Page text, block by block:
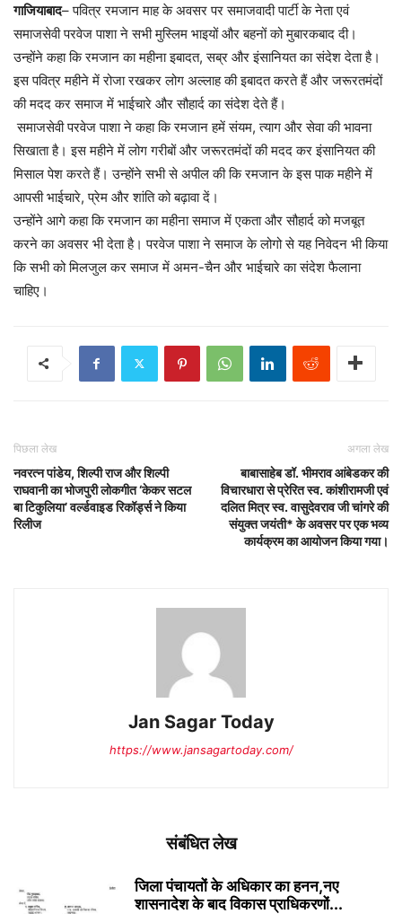
गाजियाबाद– पवित्र रमजान माह के अवसर पर समाजवादी पार्टी के नेता एवं
समाजसेवी परवेज पाशा ने सभी मुस्लिम भाइयों और बहनों को मुबारकबाद दी।
उन्होंने कहा कि रमजान का महीना इबादत, सब्र और इंसानियत का संदेश देता है।
इस पवित्र महीने में रोजा रखकर लोग अल्लाह की इबादत करते हैं और जरूरतमंदों
की मदद कर समाज में भाईचारे और सौहार्द का संदेश देते हैं।
समाजसेवी परवेज पाशा ने कहा कि रमजान हमें संयम, त्याग और सेवा की भावना
सिखाता है। इस महीने में लोग गरीबों और जरूरतमंदों की मदद कर इंसानियत की
मिसाल पेश करते हैं। उन्होंने सभी से अपील की कि रमजान के इस पाक महीने में
आपसी भाईचारे, प्रेम और शांति को बढ़ावा दें।
उन्होंने आगे कहा कि रमजान का महीना समाज में एकता और सौहार्द को मजबूत
करने का अवसर भी देता है। परवेज पाशा ने समाज के लोगो से यह निवेदन भी किया
कि सभी को मिलजुल कर समाज में अमन-चैन और भाईचारे का संदेश फैलाना
चाहिए।
पिछला लेख
नवरत्न पांडेय, शिल्पी राज और शिल्पी
राघवानी का भोजपुरी लोकगीत ‘केकर सटल
बा टिकुलिया’ वर्ल्डवाइड रिकॉर्ड्स ने किया
रिलीज
अगला लेख
बाबासाहेब डॉ. भीमराव आंबेडकर की
विचारधारा से प्रेरित स्व. कांशीरामजी एवं
दलित मित्र स्व. वासुदेवराव जी चांगरे की
संयुक्त जयंती* के अवसर पर एक भव्य
कार्यक्रम का आयोजन किया गया।
Jan Sagar Today
https://www.jansagartoday.com/
संबंधित लेख
जिला पंचायतों के अधिकार का हनन,नए
शासनादेश के बाद विकास प्राधिकरणों...